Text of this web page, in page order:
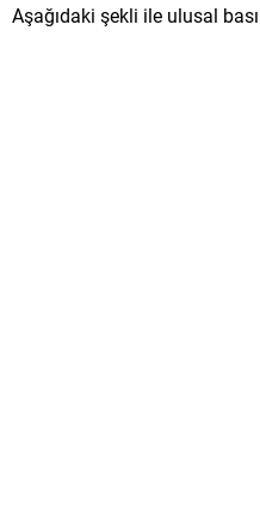
Aşağıdaki şekli ile ulusal